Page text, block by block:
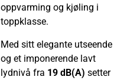
oppvarming og kjøling i
toppklasse.
Med sitt elegante utseende
og et imponerende lavt
lydnivå fra 19 dB(A) setter